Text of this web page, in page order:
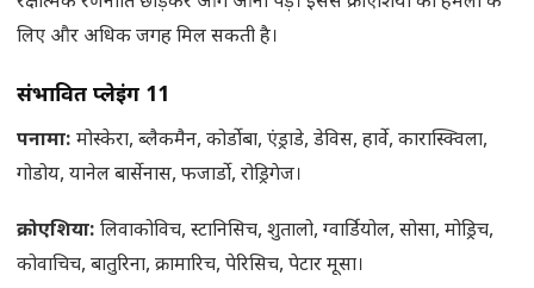
लिए और अधिक जगह मिल सकती है।
संभावित प्लेइंग 11
पनामा: मोस्केरा, ब्लैकमैन, कोर्डोबा, एंड्राडे, डेविस, हार्वे, कारास्क्विला,
गोडोय, यानेल बार्सेनास, फजार्डो, रोड्रिगेज।
क्रोएशिया: लिवाकोविच, स्टानिसिच, शुतालो, ग्वार्डियोल, सोसा, मोड्रिच,
कोवाचिच, बातुरिना, क्रामारिच, पेरिसिच, पेटार मूसा।